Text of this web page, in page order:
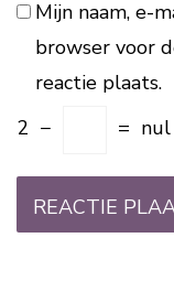
Mijn naam, e-
browser voor
reactie plaats.
2 − = nul